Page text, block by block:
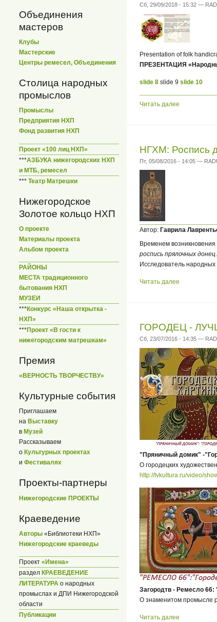
Объединения
мастеров
Клубы
Мастерские
Центры ремесел, Объединения
Столица народных
промыслов
Промыслы
Предприятия НХП
Фонд развития НХП
Проект «100 лиц НХП»
***АЗБУКА нижегородских НХП
и МТБ, ремесел
*** Театр Матрешки
Нижегородское
Золотое кольцо НХП
О проекте
Материалы проекта
Альбом проекта
РАЙОНЫ
МЕСТА традиционного
бытования НХП
МУЗЕИ
***Конкурс «Наша открытка -
НХП»
***Проект «В гости к
нижегородским матрешкам»
Премия
«ВЕРНОСТЬ ТВОРЧЕСТВУ»
Культурные события
Приглашаем
на Выставку
в Музей
Рассказываем
о Культурных проектах
и Фестивалях
Проекты-партнеры
Нижегородские ПРОЕКТЫ
Краеведение
Авторы «Библиотеки НХП»
Нижегородские краеведы
Проект «Имена»
раздел КРАЕВЕДЕНИЕ
ЛИТЕРАТУРА о народных
промыслах и ДПИ Нижегородской
области
Публикации
Сб, 29/09/2018 - 15:32 —
Presentation of folk
ПРЕЗЕНТАЦИЯ
slide 8 slide 9 slide 10
Читать далее
НГХМ: Роспись
Пт, 05/08/2016 - 14:05 —
Автор: Гаврила
Временем
роспись прялочных донец
Исследователь
Читать далее
ГОРОДЕЦ -
Сб, 23/07/2016 - 14:35 —
"Пряничный домик" -
О городецких
http://tvkultura.ru/video/
Загородтв - Ремесло 66:
О знаменитом промысле
Читать далее